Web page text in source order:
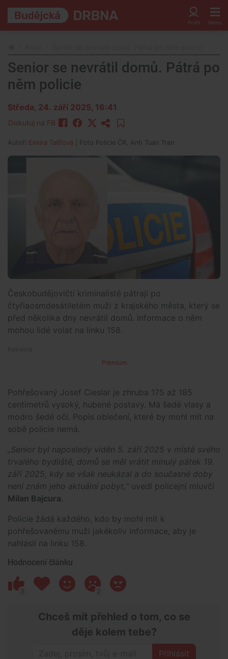
Senior se nevrátil domů. Pátrá po
něm policie
Středa, 24. září 2025, 16:41
Diskutuj na FB
Autoři Elmira Talířová | Foto Policie ČR, Anh Tuan Tran
Českobudějovičtí kriminalisté pátrají po
čtyřiaosmdesátiletém muži z krajského města, který se
před několika dny nevrátil domů. Informace o něm
mohou lidé volat na linku 158.
Premium
Pohřešovaný Josef Cieslar je zhruba 175 až 185
centimetrů vysoký, hubené postavy. Má šedé vlasy a
modro šedé oči. Popis oblečení, které by mohl mít na
sobě policie nemá.
„Senior byl naposledy viděn 5. září 2025 v místě svého
trvalého bydliště, domů se měl vrátit minulý pátek 19.
září 2025, kdy se však neukázal a do současné doby
není znám jeho aktuální pobyt,“ uvedl policejní mluvčí
Milan Bajcura.
Policie žádá každého, kdo by mohl mít k
pohřešovanému muži jakékoliv informace, aby je
nahlásil na linku 158.
Hodnocení článku
3 2
Chceš mít přehled o tom, co se
děje kolem tebe?
Přihlásit